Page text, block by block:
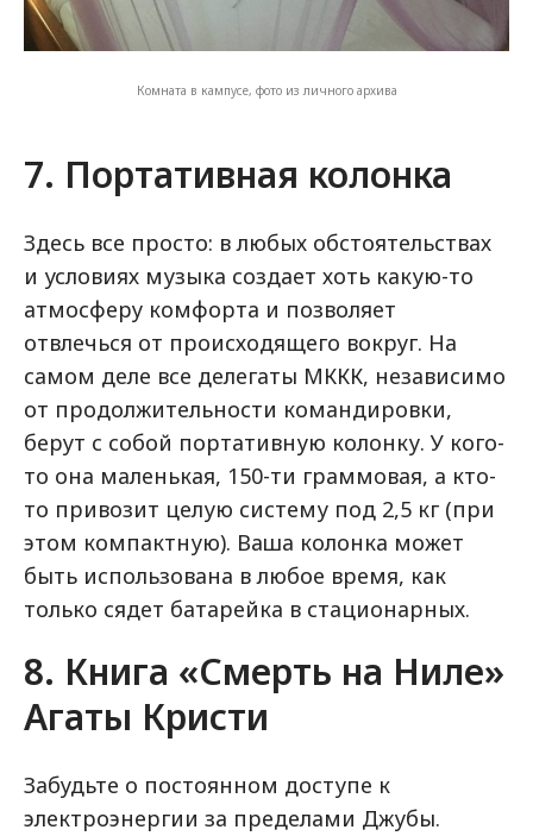
Комната в кампусе, фото из личного архива
7. Портативная колонка
Здесь все просто: в любых обстоятельствах
и условиях музыка создает хоть какую-то
атмосферу комфорта и позволяет
отвлечься от происходящего вокруг. На
самом деле все делегаты МККК, независимо
от продолжительности командировки,
берут с собой портативную колонку. У кого-
то она маленькая, 150-ти граммовая, а кто-
то привозит целую систему под 2,5 кг (при
этом компактную). Ваша колонка может
быть использована в любое время, как
только сядет батарейка в стационарных.
8. Книга «Смерть на Ниле»
Агаты Кристи
Забудьте о постоянном доступе к
электроэнергии за пределами Джубы.